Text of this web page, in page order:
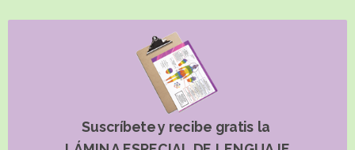
Suscríbete y recibe gratis la